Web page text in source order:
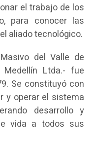
el trabajo de los
para conocer las
aliado tecnológico.
del Valle de
Ltda.- fue
Se constituyó con
y operar el sistema
desarrollo y
vida a todos sus